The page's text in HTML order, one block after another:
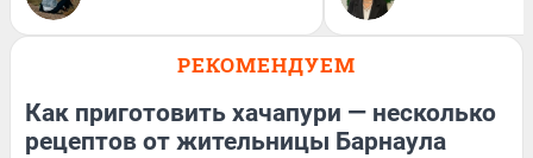
РЕКОМЕНДУЕМ
Как приготовить хачапури — несколько
рецептов от жительницы Барнаула